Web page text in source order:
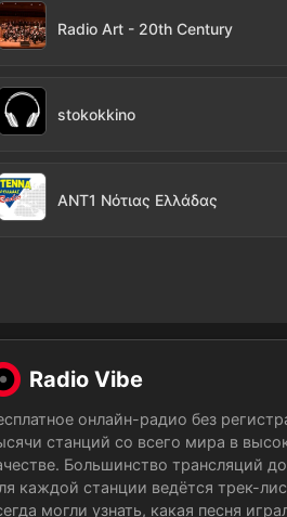
Radio Art - 20th Century
stokokkino
ANT1 Νότιας Ελλάδας
Radio Vibe
онлайн-радио без
станций со всего мира в
Большинство трансляций
каждой станции ведётся трек-
могли узнать, какая песня